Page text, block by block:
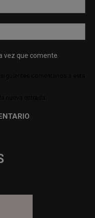
vez que comente